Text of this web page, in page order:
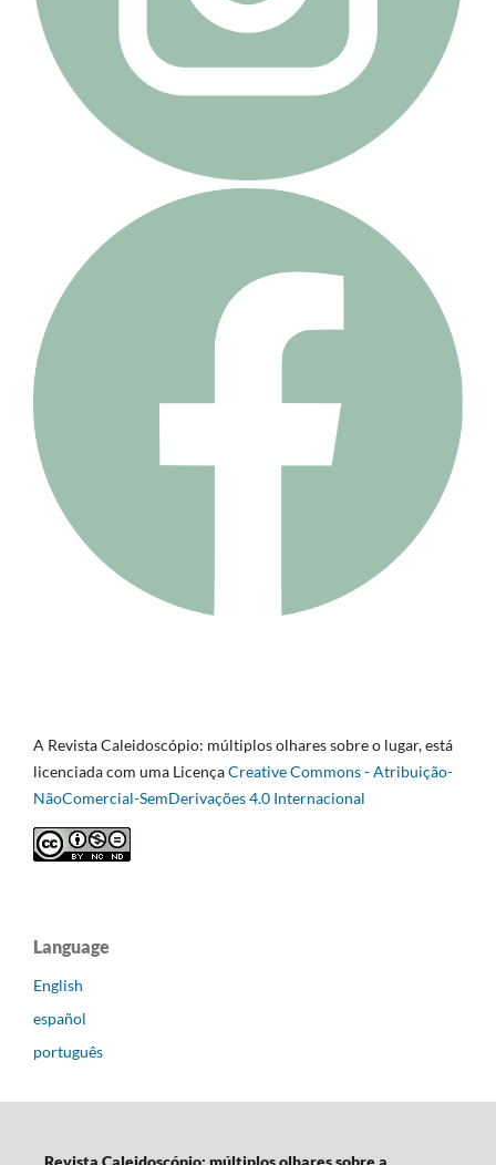
A Revista Caleidoscópio: múltiplos olhares sobre o lugar, está
licenciada com uma LicençaCreative Commons - Atribuição-
NãoComercial-SemDerivações 4.0 Internacional
Language
English
español
português
Revista Caleidoscópio: múltiplos olhares sobre a